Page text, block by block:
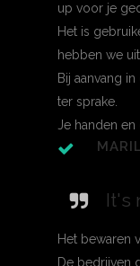
up voor je
Het is
hebben we
Bij aanvang
ter sprake.
Je handen
It's
Het bewaren
De bedrijven